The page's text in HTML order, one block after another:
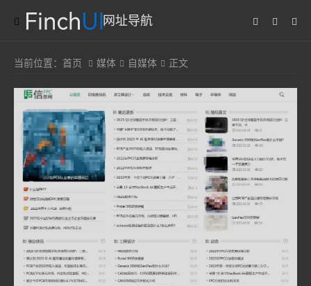
网址导航
当前位置： 首页 媒体 自媒体 正文